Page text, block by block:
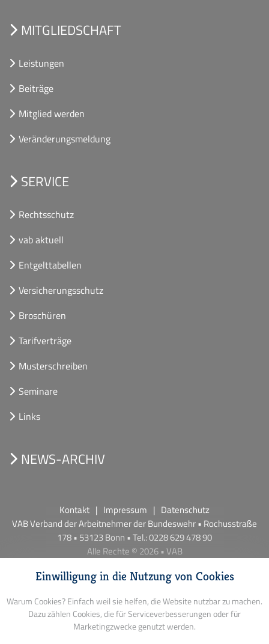
Einwilligung in die Nutzung von Cookies
Warum Cookies? Einfach weil sie helfen, die Website nutzbar zu machen.
Dazu zählen Cookies, die für Serviceverbesserungen oder für
Marketingzwecke genutzt werden.
MITGLIEDSCHAFT
Leistungen
Beiträge
Mitglied werden
Veränderungsmeldung
SERVICE
Rechtsschutz
vab aktuell
Entgelttabellen
Versicherungsschutz
Broschüren
Tarifverträge
Musterschreiben
Seminare
Links
NEWS-ARCHIV
Kontakt Impressum
Datenschutz
VAB Verband der Arbeitnehmer der Bundeswehr • Rochusstraße
178 • 53123 Bonn • Tel.: 0228 629 478 90
Alle Rechte © 2026 • VAB